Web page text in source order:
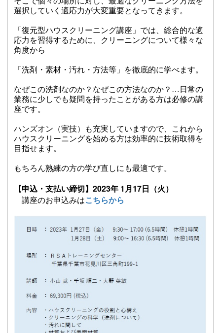
選択していく適応力が大変重要となってきます。
「復元型ハウスクリーニング講座」では、総合的な適
応力を習得するために、クリーニングについて様々な
角度から
「洗剤・素材・汚れ・方法等」を徹底的に学べます。
なぜこの洗剤なのか？なぜこの方法なのか？…日常の
業務に少しでも疑問を持ったことがある方は必修の講
座です。
ハンズオン（実技）も充実していますので、これから
ハウスクリーニングを始める方は効率的に技術取得を
目指せます。
もちろん熟練の方の学び直しにも最適です。
【申込・支払い締切】2023年 1月17日（火）
講座のお申込みはこちらから